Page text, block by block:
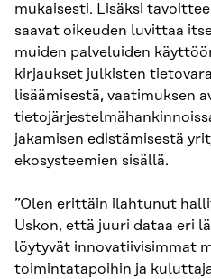
mukaisesti. Lisäksi
saavat oikeuden luvittaa
muiden palveluiden
kirjaukset julkisten
lisäämisestä, vaatimuksen
jakamisen edistämisestä
ekosysteemien sisällä.
”Olen erittäin ilahtunut
Uskon, että juuri dataa eri
löytyvät innovatiivisimmat
toimintatapoihin ja